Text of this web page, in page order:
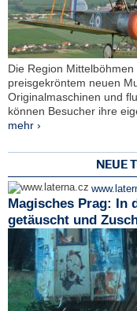
Die Region
preisgekröntem neuen
Originalmaschinen und
können Besucher ihre
mehr ›
NEUE
Magisches Prag: In
getäuscht und